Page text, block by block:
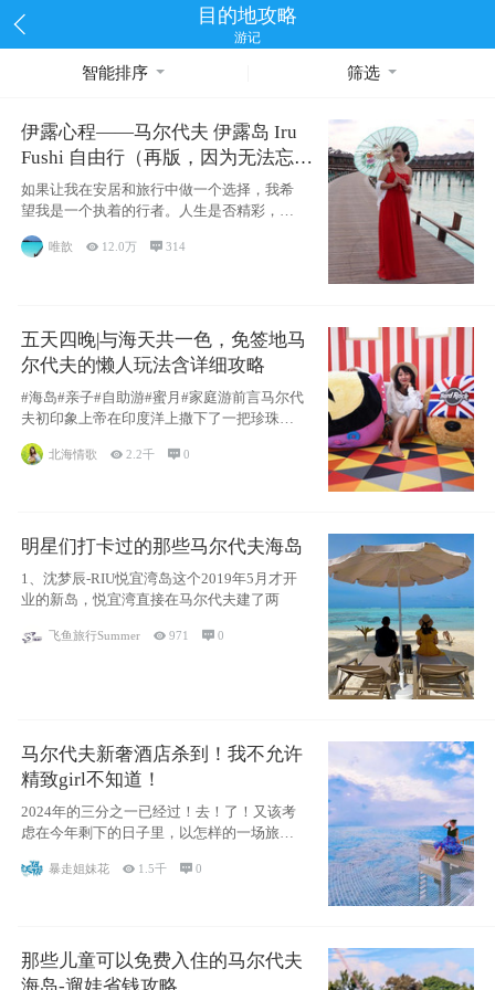
目的地攻略
游记
智能排序 筛选
伊露心程——马尔代夫 伊露岛 Iru
Fushi 自由行（再版，因为无法忘却
的留恋）
如果让我在安居和旅行中做一个选择，我希
望我是一个执着的行者。人生是否精彩，都
源于自己
唯歆  12.0万  314
五天四晚|与海天共一色，免签地马
尔代夫的懒人玩法含详细攻略
#海岛#亲子#自助游#蜜月#家庭游前言马尔代
夫初印象上帝在印度洋上撒下了一把珍珠，
北海情歌 2.2千 0
明星们打卡过的那些马尔代夫海岛
1、沈梦辰-RIU悦宜湾岛这个2019年5月才开
业的新岛，悦宜湾直接在马尔代夫建了两
飞鱼旅行Summer 971 0
马尔代夫新奢酒店杀到！我不允许
精致girl不知道！
2024年的三分之一已经过！去！了！又该考
虑在今年剩下的日子里，以怎样的一场旅行
暴走姐妹花  1.5千 0
那些儿童可以免费入住的马尔代夫